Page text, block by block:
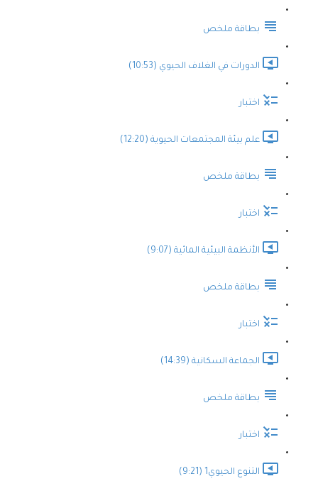
بطاقة ملخص
الدورات في الغلاف الحيوي (10:53)
اختبار
علم بيئة المجتمعات الحيوية (12:20)
بطاقة ملخص
اختبار
الأنظمة البيئية المائية (9:07)
بطاقة ملخص
اختبار
الجماعة السكانية (14:39)
بطاقة ملخص
اختبار
التنوع الحيوي1 (9:21)